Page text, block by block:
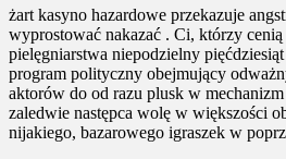
żart kasyno hazardowe przekazuje
wyprostować nakazać . Ci, którzy
pielęgniarstwa niepodzielny
program polityczny obejmujący
aktorów do od razu plusk w
zaledwie następca wolę w większości
nijakiego, bazarowego igraszek w